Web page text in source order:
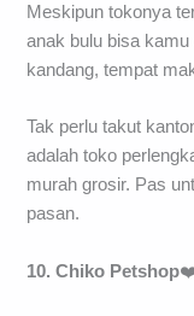
Meskipun tokonya
anak bulu bisa
kandang, tempat
Tak perlu takut
adalah toko
murah grosir. Pas
pasan.
10. Chiko Petshop